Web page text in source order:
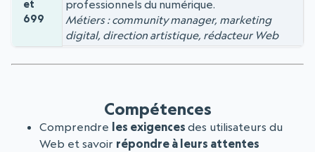
et
699
professionnels du numérique.
Métiers : community manager, marketing
digital, direction artistique, rédacteur Web
Compétences
Comprendre les exigences des utilisateurs du
Web et savoir répondre à leurs attentes